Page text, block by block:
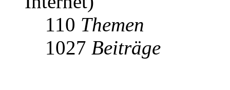
110 Themen
1027 Beiträge